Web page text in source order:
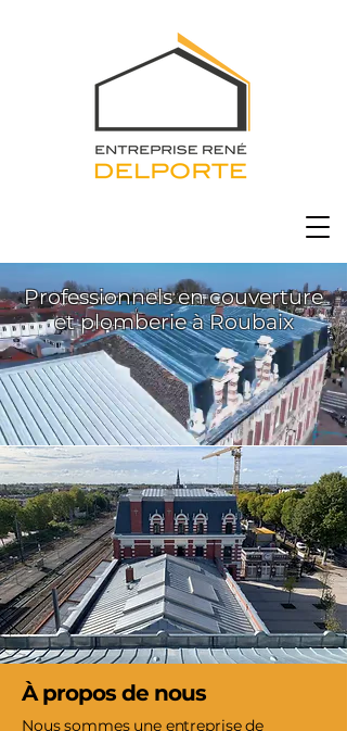
Professionnels en couverture
et plomberie à Roubaix
À propos de nous
Nous sommes une entreprise de